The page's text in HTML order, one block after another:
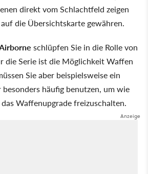
direkt vom Schlachtfeld zeigen
die Übersichtskarte gewähren.
schlüpfen Sie in die Rolle von
die Serie ist die Möglichkeit Waffen
Sie aber beispielsweise ein
häufig benutzen, um wie
Waffenupgrade freizuschalten.